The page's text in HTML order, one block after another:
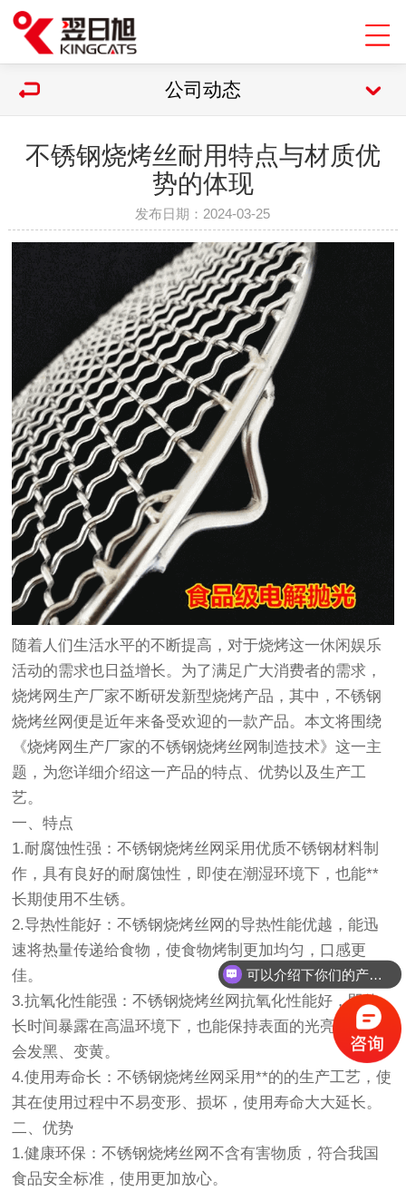
公司动态
不锈钢烧烤丝耐用特点与材质优
势的体现
发布日期：2024-03-25
随着人们生活水平的不断提高，对于烧烤这一休闲娱乐
活动的需求也日益增长。为了满足广大消费者的需求，
烧烤网生产厂家不断研发新型烧烤产品，其中，不锈钢
烧烤丝网便是近年来备受欢迎的一款产品。本文将围绕
《烧烤网生产厂家的不锈钢烧烤丝网制造技术》这一主
题，为您详细介绍这一产品的特点、优势以及生产工
艺。
一、特点
1.耐腐蚀性强：不锈钢烧烤丝网采用优质不锈钢材料制
作，具有良好的耐腐蚀性，即使在潮湿环境下，也能**
长期使用不生锈。
2.导热性能好：不锈钢烧烤丝网的导热性能优越，能迅
速将热量传递给食物，使食物烤制更加均匀，口感更
佳。
3.抗氧化性能强：不锈钢烧烤丝网抗氧化性能好，即使
长时间暴露在高温环境下，也能保持表面的光亮度，不
会发黑、变黄。
4.使用寿命长：不锈钢烧烤丝网采用**的的生产工艺，使
其在使用过程中不易变形、损坏，使用寿命大大延长。
二、优势
1.健康环保：不锈钢烧烤丝网不含有害物质，符合我国
食品安全标准，使用更加放心。
可以介绍下你们的产品么？